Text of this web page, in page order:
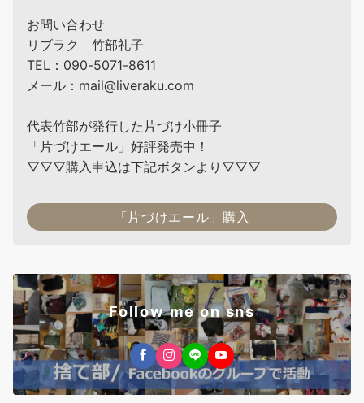
お問い合わせ
リブラク 竹部礼子
TEL：090-5071-8611
メール：mail@liveraku.com
代表竹部が発行した片づけ小冊子
「片づけエール」好評発売中！
▽▽▽購入申込は下記ボタンより▽▽▽
「片づけエール」購入
Follow me on sns